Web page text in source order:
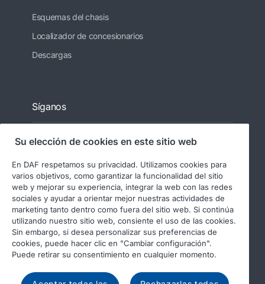
Esquemas del chasis
Localizador de concesionarios
Descargas
Síganos
© 2026 DAF
Aviso legal
Declaración de privacidad
Condiciones generales
Uso de cookies en DAF
Código de conducta
Su elección de cookies en este sitio web
En DAF respetamos su privacidad. Utilizamos cookies para
varios objetivos, como garantizar la funcionalidad del sitio
web y mejorar su experiencia, integrar la web con las redes
sociales y ayudar a orientar mejor nuestras actividades de
marketing tanto dentro como fuera del sitio web. Si continúa
utilizando nuestro sitio web, consiente el uso de las cookies.
Sin embargo, si desea personalizar sus preferencias de
cookies, puede hacer clic en "Cambiar configuración".
Puede retirar su consentimiento en cualquier momento.